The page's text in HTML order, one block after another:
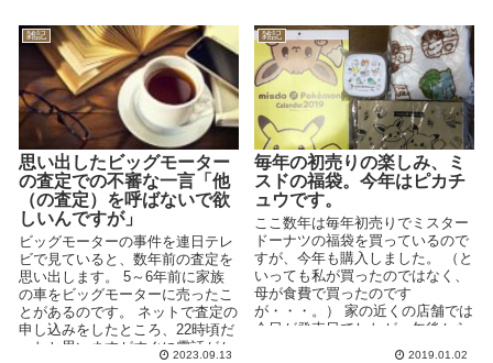
雑記
思い出したビッグモーター
の査定での不審な一言「他
（の査定）を呼ばないで欲
しいんですが」
ビッグモーターの事件を連日テレ
ビで見ていると、数年前の査定を
思い出します。 5～6年前に家族
の車をビッグモーターに売ったこ
とがあるのです。 ネットで査定の
申し込みをしたところ、22時頃だ
ったと思いますがすぐに電話がか
2023.09.13
雑記
毎年の初売りの楽しみ、ミ
スドの福袋。今年はピカチ
ュウです。
ここ数年は毎年初売りでミスター
ドーナツの福袋を買っているので
すが、今年も購入しました。 （と
いっても私が買ったのではなく、
母が食費で買ったのです
が・・・。） 家の近くの店舗では
今日が発売日でしたが、午後から
2019.01.02